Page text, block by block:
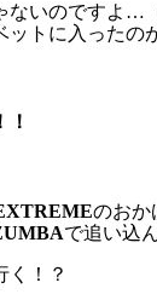
ないのですよ…
ットに入ったの
のお
で追い込
く！？